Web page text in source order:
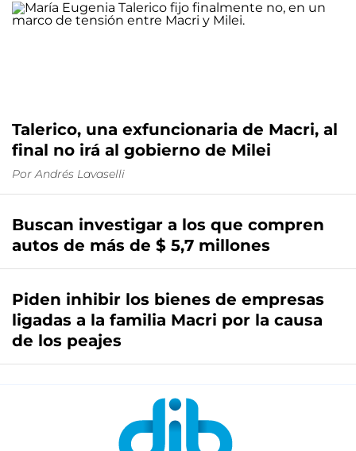
Talerico, una exfuncionaria de Macri, al
final no irá al gobierno de Milei
Por Andrés Lavaselli
Buscan investigar a los que compren
autos de más de $ 5,7 millones
Piden inhibir los bienes de empresas
ligadas a la familia Macri por la causa
de los peajes